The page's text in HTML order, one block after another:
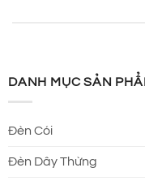
DANH MỤC SẢN
Đèn Cói
Đèn Dây Thừng